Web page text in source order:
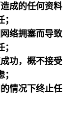
成的任何资料
络拥塞而导致
功，概不接受
情况下终止任